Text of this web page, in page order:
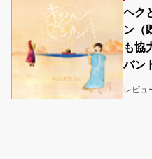
ヘク
ン（
も協
バン
レビュ